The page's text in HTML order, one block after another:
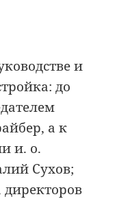
и
до
а к
и. о.
Сухов;
директоров